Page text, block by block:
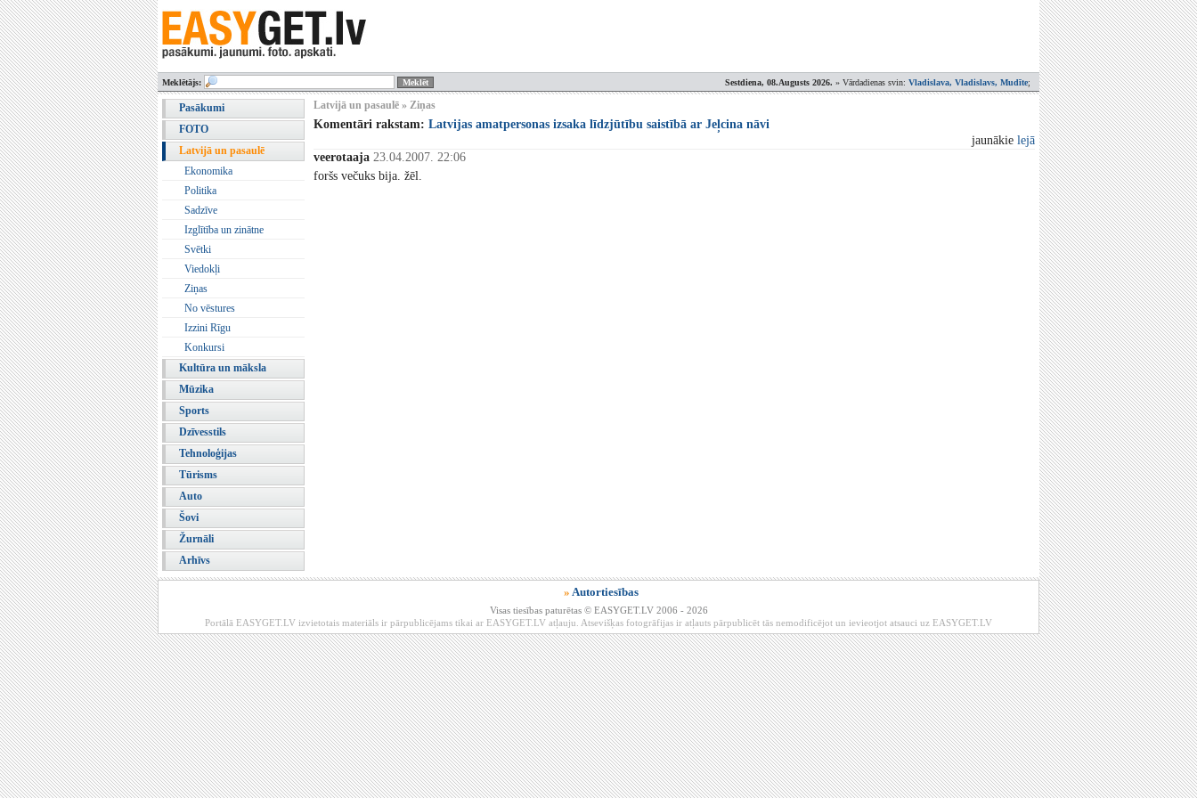
Sestdiena, 08.Augusts 2026. » Vārdadienas svin: Vladislava, Vladislavs, Mudīte;
Meklētājs:
Pasākumi
FOTO
Latvijā un pasaulē
Ekonomika
Politika
Sadzīve
Izglītība un zinātne
Svētki
Viedokļi
Ziņas
No vēstures
Izzini Rīgu
Konkursi
Kultūra un māksla
Mūzika
Sports
Dzīvesstils
Tehnoloģijas
Tūrisms
Auto
Šovi
Žurnāli
Arhīvs
Latvijā un pasaulē » Ziņas
Komentāri rakstam: Latvijas amatpersonas izsaka līdzjūtību saistībā ar Jeļcina nāvi
jaunākie lejā
veerotaaja 23.04.2007. 22:06
foršs večuks bija. žēl.
» Autortiesības
Visas tiesības paturētas © EASYGET.LV 2006 - 2026
Portālā EASYGET.LV izvietotais materiāls ir pārpublicējams tikai ar EASYGET.LV atļauju. Atsevišķas fotogrāfijas ir atļauts pārpublicēt tās nemodificējot un ievieotjot atsauci uz EASYGET.LV